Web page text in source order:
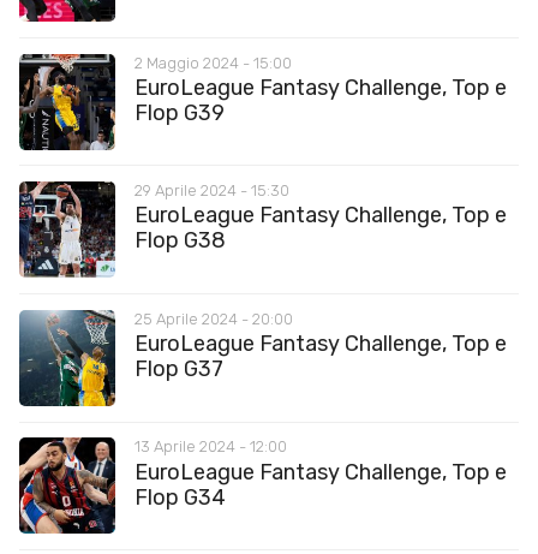
2 Maggio 2024 - 15:00
EuroLeague Fantasy Challenge, Top e
Flop G39
29 Aprile 2024 - 15:30
EuroLeague Fantasy Challenge, Top e
Flop G38
25 Aprile 2024 - 20:00
EuroLeague Fantasy Challenge, Top e
Flop G37
13 Aprile 2024 - 12:00
EuroLeague Fantasy Challenge, Top e
Flop G34